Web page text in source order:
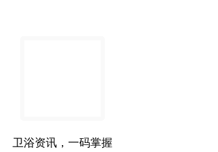
卫浴资讯，一码掌握